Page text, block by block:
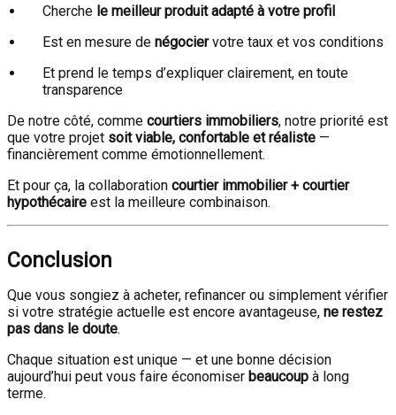
Cherche le meilleur produit adapté à votre profil
Est en mesure de négociervotre taux et vos conditions
Et prend le temps d’expliquer clairement, en toute
transparence
De notre côté, comme courtiers immobiliers, notre priorité est
que votre projet soit viable, confortable et réaliste —
financièrement comme émotionnellement.
Et pour ça, la collaboration courtier immobilier + courtier
hypothécaire est la meilleure combinaison.
Conclusion
Que vous songiez à acheter, refinancer ou simplement vérifier
si votre stratégie actuelle est encore avantageuse, ne restez
pas dans le doute.
Chaque situation est unique — et une bonne décision
aujourd’hui peut vous faire économiser beaucoup à long
terme.